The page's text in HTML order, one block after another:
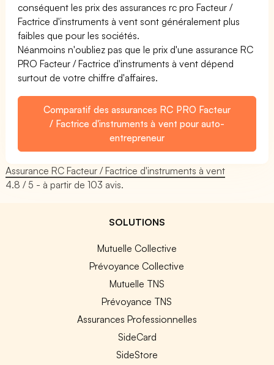
conséquent les prix des assurances rc pro Facteur /
Factrice d'instruments à vent sont généralement plus
faibles que pour les sociétés.
Néanmoins n'oubliez pas que le prix d'une assurance RC
PRO Facteur / Factrice d'instruments à vent dépend
surtout de votre chiffre d'affaires.
Comparatif des assurances RC PRO Facteur
/ Factrice d'instruments à vent pour auto-
entrepreneur
Assurance RC Facteur / Factrice d'instruments à vent
4.8 / 5 - à partir de103 avis.
SOLUTIONS
Mutuelle Collective
Prévoyance Collective
Mutuelle TNS
Prévoyance TNS
Assurances Professionnelles
SideCard
SideStore